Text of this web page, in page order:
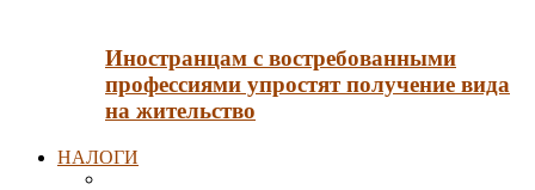
Иностранцам с востребованными
профессиями упростят получение вида
на жительство
НАЛОГИ